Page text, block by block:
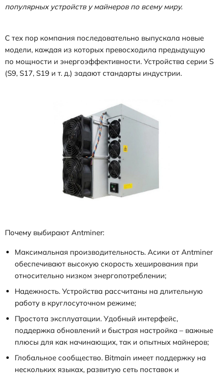
популярных устройств у майнеров по всему миру.
С тех пор компания последовательно выпускала новые
модели, каждая из которых превосходила предыдущую
по мощности и энергоэффективности. Устройства серии S
(S9, S17, S19 и т. д.) задают стандарты индустрии.
Почему выбирают Antminer:
Максимальная производительность. Асики от Antminer
обеспечивают высокую скорость хеширования при
относительно низком энергопотреблении;
Надежность. Устройства рассчитаны на длительную
работу в круглосуточном режиме;
Простота эксплуатации. Удобный интерфейс,
поддержка обновлений и быстрая настройка – важные
плюсы для как начинающих, так и опытных майнеров;
Глобальное сообщество. Bitmain имеет поддержку на
нескольких языках, развитую сеть поставок и